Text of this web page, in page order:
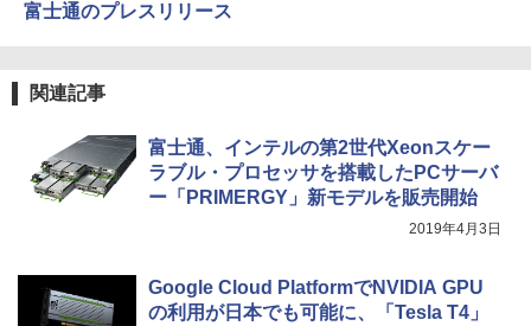
富士通のプレスリリース
関連記事
富士通、インテルの第2世代Xeonスケー
ラブル・プロセッサを搭載したPCサーバ
ー「PRIMERGY」新モデルを販売開始
2019年4月3日
Google Cloud PlatformでNVIDIA GPU
の利用が日本でも可能に、「Tesla T4」